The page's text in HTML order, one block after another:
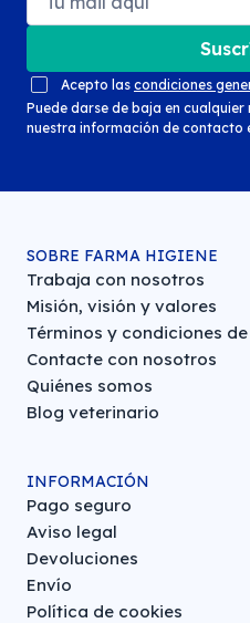
Acepto las condiciones
Puede darse de baja en
nuestra información de contacto
SOBRE FARMA HIGIENE
Trabaja con nosotros
Misión, visión y valores
Términos y condiciones
Contacte con nosotros
Quiénes somos
Blog veterinario
INFORMACIÓN
Pago seguro
Aviso legal
Devoluciones
Envío
Política de cookies